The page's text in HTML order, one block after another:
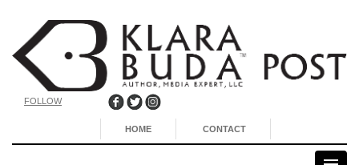
FOLLOW
HOME CONTACT